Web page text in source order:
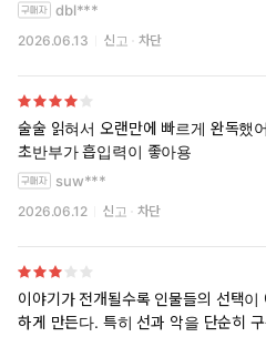
dbl***
2026.06.13 신고 차단
술술 읽혀서 오랜만에 빠르게 완독했
초반부가 흡입력이 좋아용
suw***
2026.06.12 신고 차단
이야기가 전개될수록 인물들의 선택
하게 만든다. 특히 선과 악을 단순히